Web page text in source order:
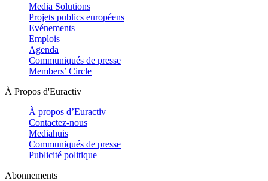
Media Solutions
Projets publics européens
Evénements
Emplois
Agenda
Communiqués de presse
Members’ Circle
À Propos d'Euractiv
À propos d’Euractiv
Contactez-nous
Mediahuis
Communiqués de presse
Publicité politique
Abonnements